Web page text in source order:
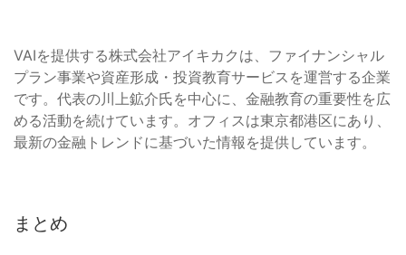
VAIを提供する株式会社アイキカクは、ファイナンシャル
プラン事業や資産形成・投資教育サービスを運営する企業
です。代表の川上鉱介氏を中心に、金融教育の重要性を広
める活動を続けています。オフィスは東京都港区にあり、
最新の金融トレンドに基づいた情報を提供しています。
まとめ